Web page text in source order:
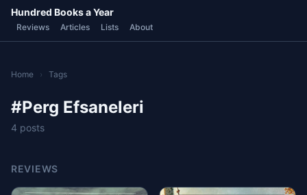
Hundred Books a Year
Reviews Articles Lists About
Home › Tags
#Perg Efsaneleri
4 posts
REVIEWS